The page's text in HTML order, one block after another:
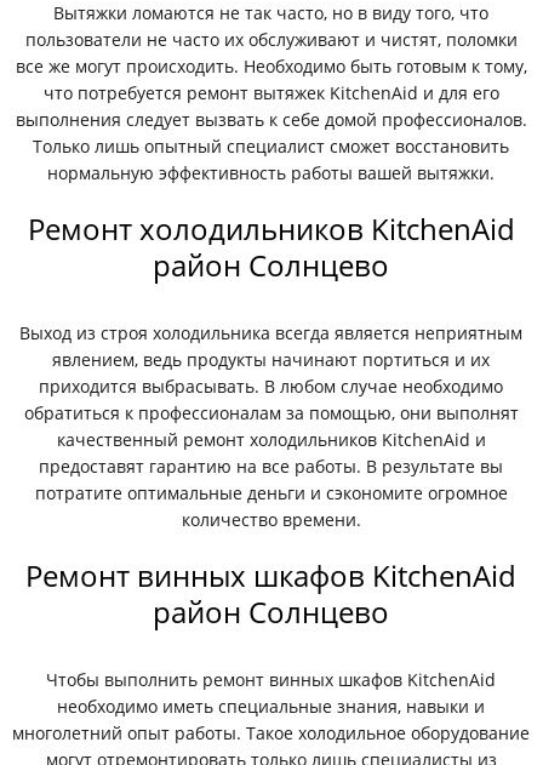
Вытяжки ломаются не так часто, но в виду того, что
пользователи не часто их обслуживают и чистят, поломки
все же могут происходить. Необходимо быть готовым к тому,
что потребуется ремонт вытяжек KitchenAid и для его
выполнения следует вызвать к себе домой профессионалов.
Только лишь опытный специалист сможет восстановить
нормальную эффективность работы вашей вытяжки.
Ремонт холодильников KitchenAid
район Солнцево
Выход из строя холодильника всегда является неприятным
явлением, ведь продукты начинают портиться и их
приходится выбрасывать. В любом случае необходимо
обратиться к профессионалам за помощью, они выполнят
качественный ремонт холодильников KitchenAid и
предоставят гарантию на все работы. В результате вы
потратите оптимальные деньги и сэкономите огромное
количество времени.
Ремонт винных шкафов KitchenAid
район Солнцево
Чтобы выполнить ремонт винных шкафов KitchenAid
необходимо иметь специальные знания, навыки и
многолетний опыт работы. Такое холодильное оборудование
могут отремонтировать только лишь специалисты из